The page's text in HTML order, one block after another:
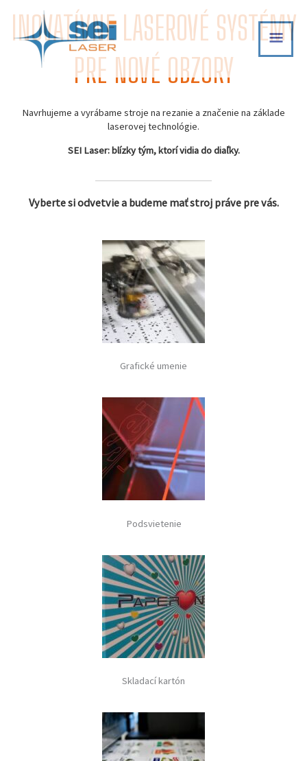
content
INOVATÍVNE LASEROVÉ SYSTÉMY
PRE NOVÉ OBZORY
Navrhujeme a vyrábame stroje na rezanie a značenie na základe
laserovej technológie.
SEI Laser: blízky tým, ktorí vidia do diaľky.
Vyberte si odvetvie a budeme mať stroj práve pre vás.
Grafické umenie
Podsvietenie
Skladací kartón